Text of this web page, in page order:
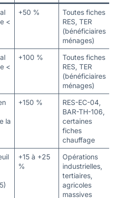
<
+50 %
Toutes fiches
RES, TER
(bénéficiaires
ménages)
<
+100 %
Toutes fiches
RES, TER
(bénéficiaires
ménages)
la
+150 %
RES-EC-04,
BAR-TH-106,
certaines
fiches
chauffage
+15 à +25
%
Opérations
industrielles,
tertiaires,
agricoles
massives